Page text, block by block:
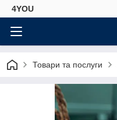
4YOU
Товари та послуги